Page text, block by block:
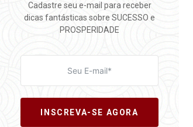
Cadastre seu e-mail para receber
dicas fantásticas sobre SUCESSO e
PROSPERIDADE
INSCREVA-SE AGORA